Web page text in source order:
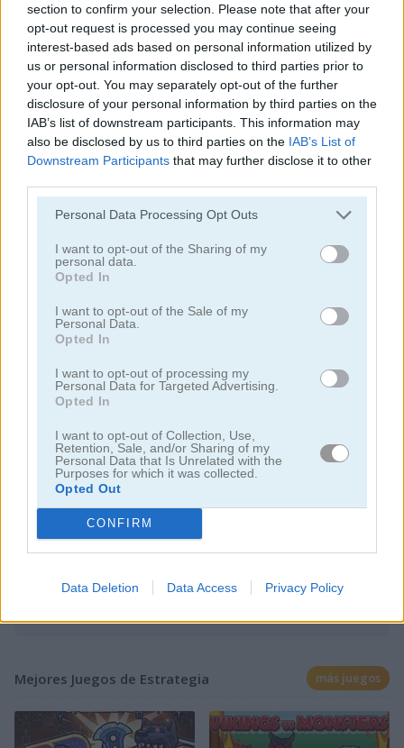
section to confirm your selection. Please note that after your
opt-out request is processed you may continue seeing
interest-based ads based on personal information utilized by
us or personal information disclosed to third parties prior to
your opt-out. You may separately opt-out of the further
disclosure of your personal information by third parties on the
IAB’s list of downstream participants. This information may
also be disclosed by us to third parties on the IAB’s List of
Downstream Participants that may further disclose it to other
Personal Data Processing Opt Outs
I want to opt-out of the Sharing of my
personal data.
Opted In
I want to opt-out of the Sale of my
Personal Data.
Opted In
I want to opt-out of processing my
Personal Data for Targeted Advertising.
Opted In
I want to opt-out of Collection, Use,
Retention, Sale, and/or Sharing of my
Personal Data that Is Unrelated with the
Purposes for which it was collected.
Opted Out
CONFIRM
Data Deletion Data Access Privacy Policy
Draw Joust
Jugar
Dibuja tu propio carrito y vence a
otros jugadores!
Tower Defense Mobile
Jugar
¡Construye torres para eliminar
enemigos!
Mejores Juegos de Estrategia más juegos